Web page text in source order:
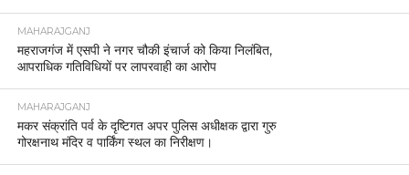
MAHARAJGANJ
महराजगंज में एसपी ने नगर चौकी इंचार्ज को किया निलंबित,
आपराधिक गतिविधियों पर लापरवाही का आरोप
MAHARAJGANJ
मकर संक्रांति पर्व के दृष्टिगत अपर पुलिस अधीक्षक द्वारा गुरु
गोरक्षनाथ मंदिर व पार्किंग स्थल का निरीक्षण।